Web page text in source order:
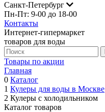
Санкт-Петербург
Пн-Пт: 9-00 до 18-00
Контакты
Интернет-гипермаркет
товаров для воды
Товары по акции
Главная
0 Каталог
1 Кулеры для воды в Москве
2 Кулеры с холодильником
Каталог товаров